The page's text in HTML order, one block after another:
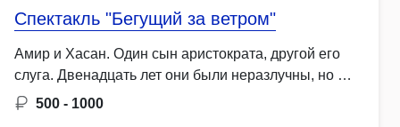
Спектакль "Бегущий за ветром"
Амир и Хасан. Один сын аристократа, другой его
слуга. Двенадцать лет они были неразлучны, но …
500 - 1000